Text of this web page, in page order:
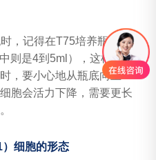
，记得在T75培养瓶中留
则是4到5ml），这样刮细
，要小心地从瓶底向上
胞会活力下降，需要更长
细胞的形态